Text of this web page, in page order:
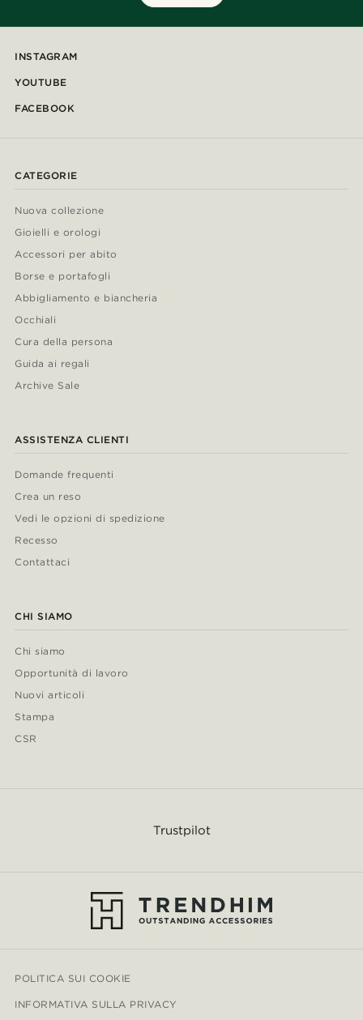
INSTAGRAM
YOUTUBE
FACEBOOK
CATEGORIE
Nuova collezione
Gioielli e orologi
Accessori per abito
Borse e portafogli
Abbigliamento e biancheria
Occhiali
Cura della persona
Guida ai regali
Archive Sale
ASSISTENZA CLIENTI
Domande frequenti
Crea un reso
Vedi le opzioni di spedizione
Recesso
Contattaci
CHI SIAMO
Chi siamo
Opportunità di lavoro
Nuovi articoli
Stampa
CSR
Trustpilot
POLITICA SUI COOKIE
INFORMATIVA SULLA PRIVACY